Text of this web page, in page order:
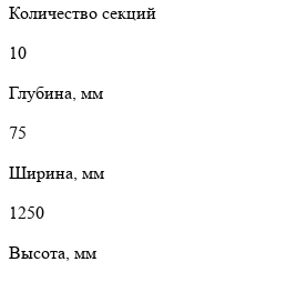
Количество секций
10
Глубина, мм
75
Ширина, мм
1250
Высота, мм